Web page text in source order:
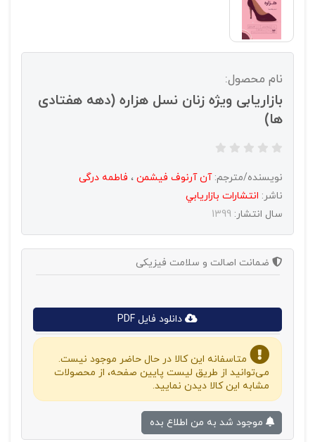
نام محصول:
بازاریابی ویژه زنان نسل هزاره (دهه هفتادی
ها)
نویسنده/مترجم:آن آرنوف فیشمن ، فاطمه درگی
ناشر: انتشارات بازاريابي
سال انتشار: 1399
ضمانت اصالت و سلامت فیزیکی
دانلود فایل PDF
متاسفانه این کالا در حال حاضر موجود نیست.
می‌توانید از طریق لیست پایین صفحه، از محصولات
مشابه این کالا دیدن نمایید.